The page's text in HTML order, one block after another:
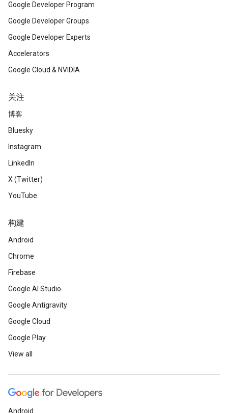
Google Developer Program
Google Developer Groups
Google Developer Experts
Accelerators
Google Cloud & NVIDIA
关注
博客
Bluesky
Instagram
LinkedIn
X (Twitter)
YouTube
构建
Android
Chrome
Firebase
Google AI Studio
Google Antigravity
Google Cloud
Google Play
View all
Android